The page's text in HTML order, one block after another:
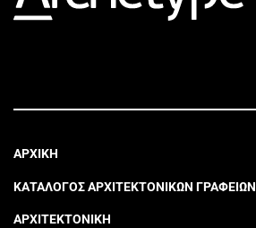
ΑΡΧΙΚΗ
ΚΑΤΑΛΟΓΟΣ ΑΡΧΙΤΕΚΤΟΝΙΚΩΝ ΓΡΑΦΕΙΩΝ
ΑΡΧΙΤΕΚΤΟΝΙΚΗ